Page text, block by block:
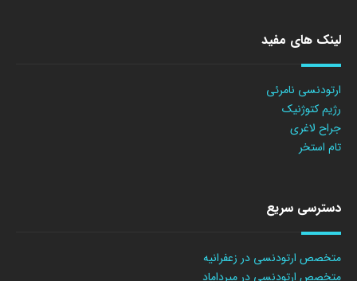
لینک های مفید
ارتودنسی نامرئی
رژیم کتوژنیک
جراح لاغری
تام استخر
دسترسی سریع
متخصص ارتودنسی در زعفرانیه
متخصص ارتودنسی در میرداماد